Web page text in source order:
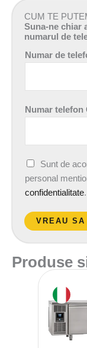
CUM TE
Suna-ne chiar
numarul de
Numar de
Numar telefon
A
c
o
d
P
Sunt de
personal
confidentialitate.
VREAU
Produse